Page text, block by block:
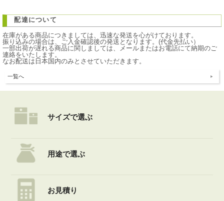
配達について
在庫がある商品につきましては、迅速な発送を心がけております。
振り込みの場合は、ご入金確認後の発送となります。(代金先払い）
一部出荷が遅れる商品に関しましては、メールまたはお電話にて納期のご
連絡をいたします。
なお配送は日本国内のみとさせていただきます。
一覧へ
サイズで選ぶ
用途で選ぶ
お見積り